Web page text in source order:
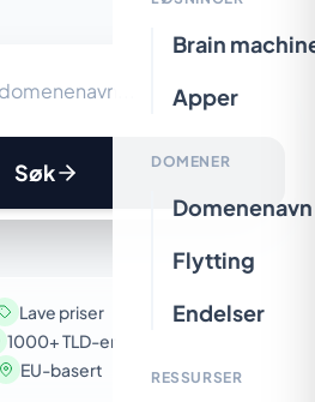
Brain
Apper
DOMENER
Domenenavn
Flytting
Endelser
RESSURSER
Søk
Lave priser
1000+ TLD-er
EU-basert